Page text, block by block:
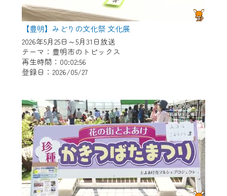
【豊明】みどりの文化祭 文化展
2026年5月25日～5月31日放送
テーマ：豊明市のトピックス
再生時間：00:02:56
登録日：2026/05/27